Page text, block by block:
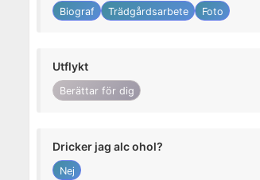
Biograf Trädgårdsarbete Foto
Utflykt
Berättar för dig
Dricker jag alc ohol?
Nej